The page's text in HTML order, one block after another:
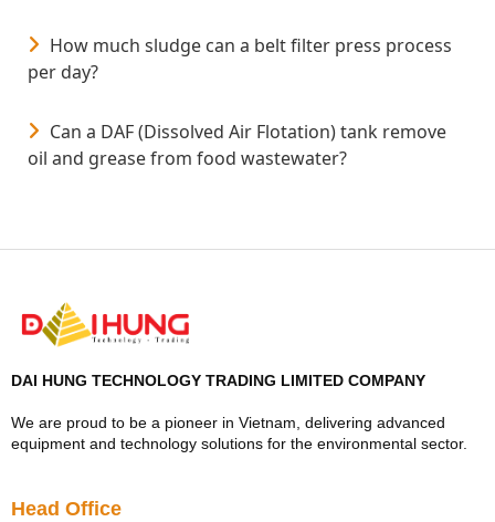
How much sludge can a belt filter press process
per day?
Can a DAF (Dissolved Air Flotation) tank remove
oil and grease from food wastewater?
DAI HUNG TECHNOLOGY TRADING LIMITED COMPANY
We are proud to be a pioneer in Vietnam, delivering advanced
equipment and technology solutions for the environmental sector.
Head Office